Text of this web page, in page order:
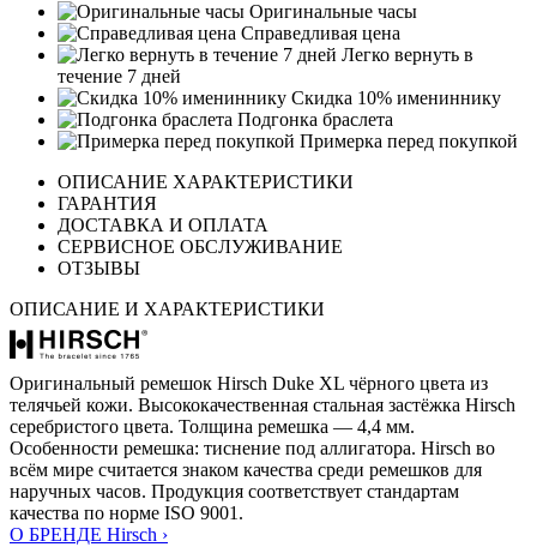
Оригинальные часы
Справедливая цена
Легко вернуть в
течение 7 дней
Скидка 10% имениннику
Подгонка браслета
Примерка перед покупкой
ОПИСАНИЕ ХАРАКТЕРИСТИКИ
ГАРАНТИЯ
ДОСТАВКА И ОПЛАТА
СЕРВИСНОЕ ОБСЛУЖИВАНИЕ
ОТЗЫВЫ
ОПИСАНИЕ И ХАРАКТЕРИСТИКИ
Оригинальный ремешок Hirsch Duke XL чёрного цвета из
телячьей кожи. Высококачественная стальная застёжка Hirsch
серебристого цвета. Толщина ремешка — 4,4 мм.
Особенности ремешка: тиснение под аллигатора. Hirsch во
всём мире считается знаком качества среди ремешков для
наручных часов. Продукция соответствует стандартам
качества по норме ISO 9001.
О БРЕНДЕ Hirsch ›